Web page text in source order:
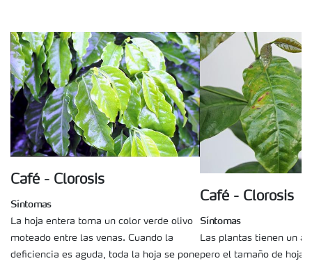
Café - Clorosis
Síntomas
La hoja entera toma un color verde olivo
moteado entre las venas. Cuando la
deficiencia es aguda, toda la hoja se pone
Café - Clorosis
Síntomas
Las plantas tienen un
pero el tamaño de hojas